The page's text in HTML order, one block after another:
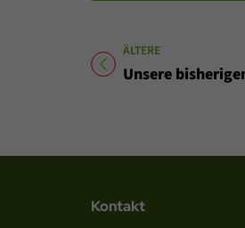
ÄLTERE
Titel für Beitrag
Unsere bisherigen
Kontakt